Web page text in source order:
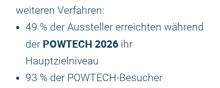
weiteren Verfahren:
49 % der Aussteller erreichten während
der POWTECH 2026 ihr
Hauptzielniveau
93 % der POWTECH-Besucher